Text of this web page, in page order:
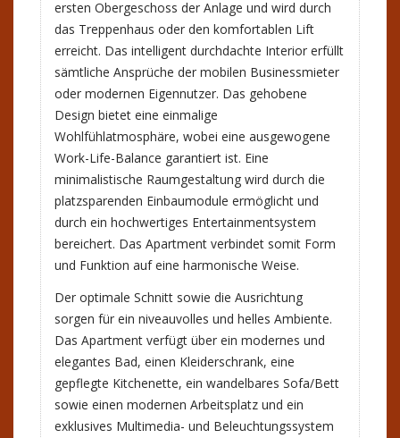
ersten Obergeschoss der Anlage und wird durch
das Treppenhaus oder den komfortablen Lift
erreicht. Das intelligent durchdachte Interior erfüllt
sämtliche Ansprüche der mobilen Businessmieter
oder modernen Eigennutzer. Das gehobene
Design bietet eine einmalige
Wohlfühlatmosphäre, wobei eine ausgewogene
Work-Life-Balance garantiert ist. Eine
minimalistische Raumgestaltung wird durch die
platzsparenden Einbaumodule ermöglicht und
durch ein hochwertiges Entertainmentsystem
bereichert. Das Apartment verbindet somit Form
und Funktion auf eine harmonische Weise.
Der optimale Schnitt sowie die Ausrichtung
sorgen für ein niveauvolles und helles Ambiente.
Das Apartment verfügt über ein modernes und
elegantes Bad, einen Kleiderschrank, eine
gepflegte Kitchenette, ein wandelbares Sofa/Bett
sowie einen modernen Arbeitsplatz und ein
exklusives Multimedia- und Beleuchtungssystem